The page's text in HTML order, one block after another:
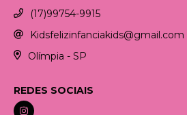
(17)99754-9915
Kidsfelizinfanciakids@gmail.com
Olímpia - SP
REDES SOCIAIS